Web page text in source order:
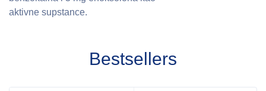
aktivne supstance.
Bestsellers